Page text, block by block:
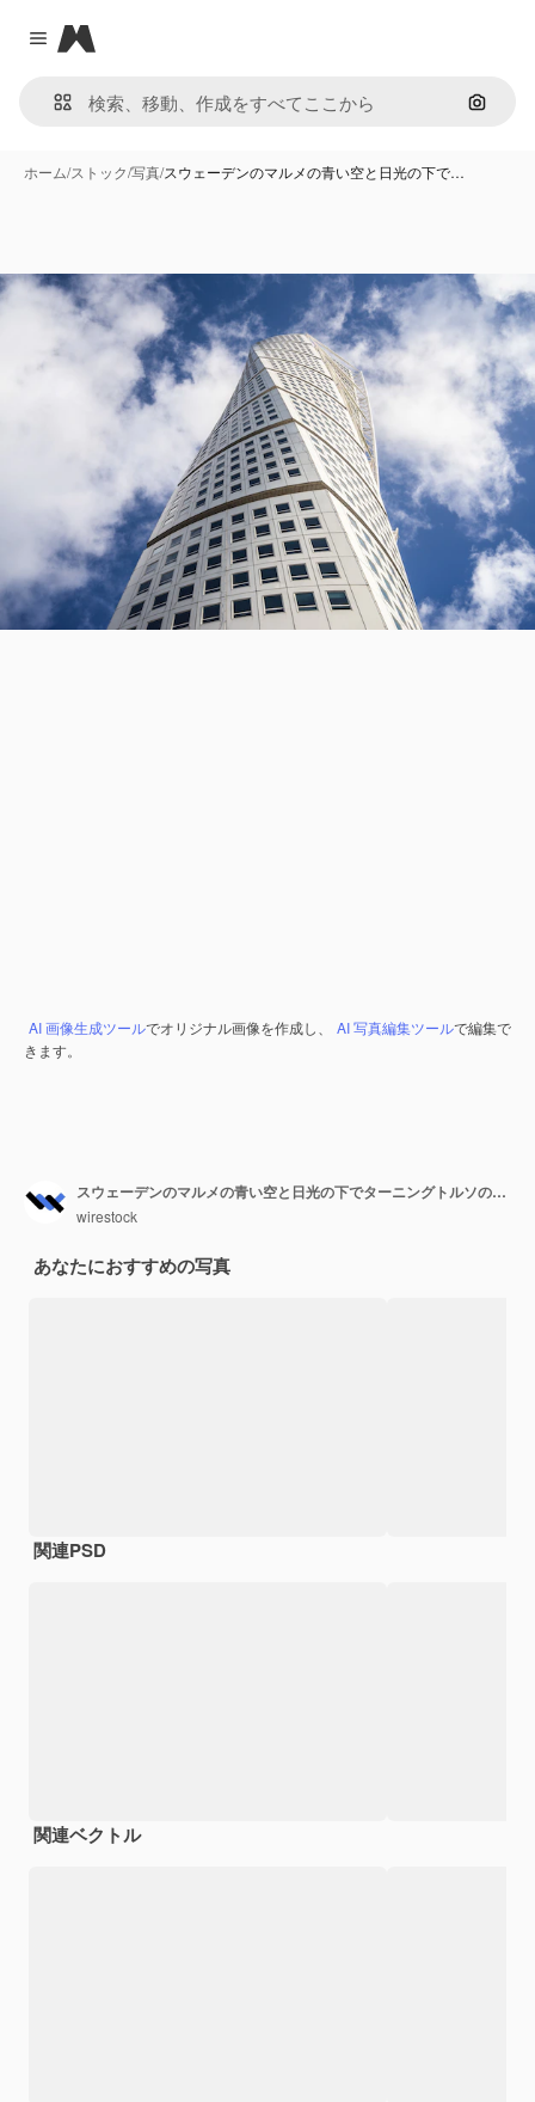
Close menu
Magnific
画像で
ホーム/ストック/写真/スウェーデンのマルメの青い空と日光の下で…
AI 画像生成ツールでオリジナル画像を作成し、 AI 写真編集ツールで編集で
きます。
スウェーデンのマルメの青い空と日光の下でターニングトルソのローアングルビュー
wirestock
あなたにおすすめの写真
関連PSD
関連ベクトル